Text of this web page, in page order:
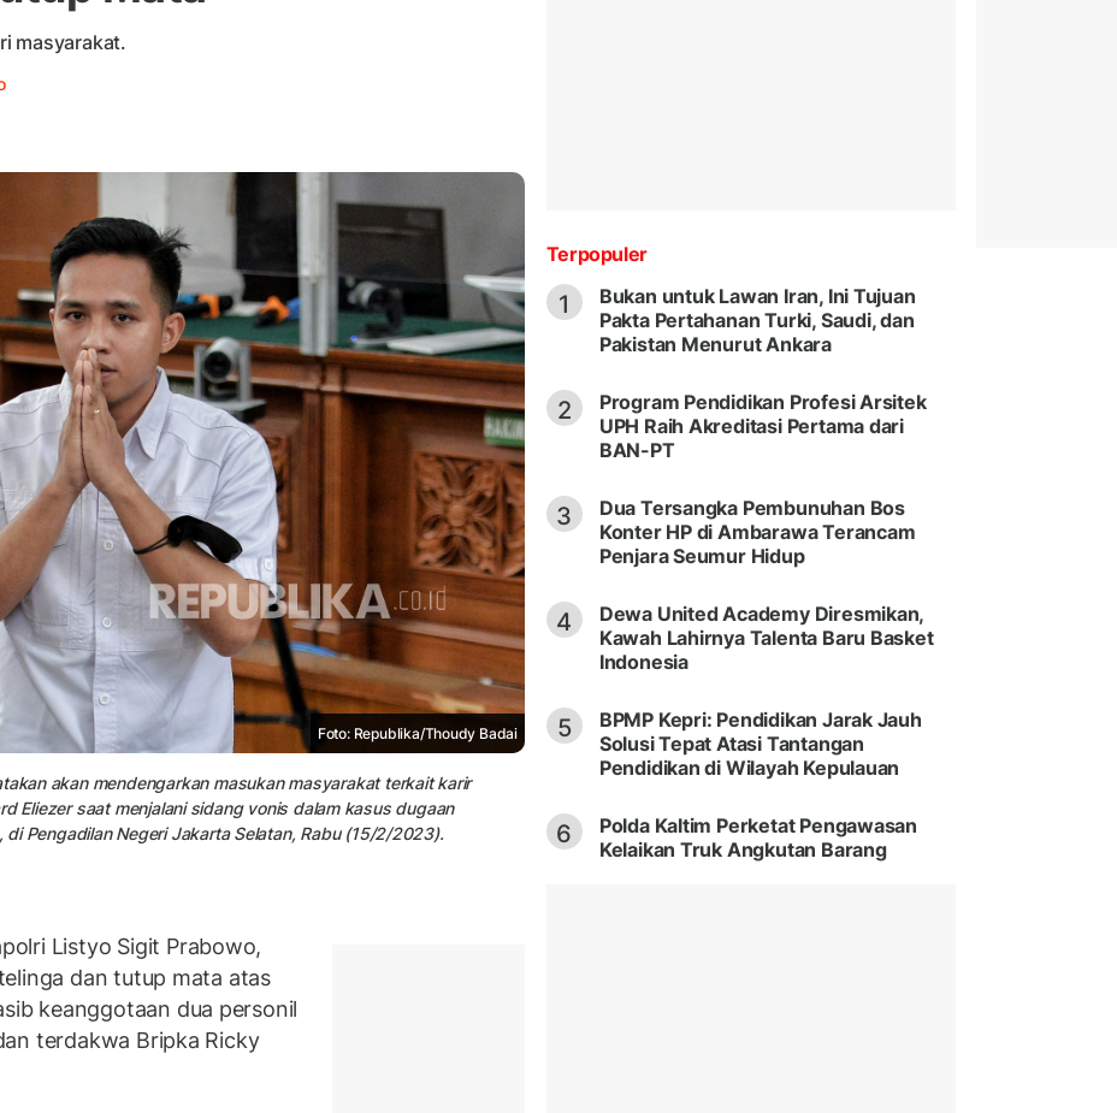
masyarakat.
Foto: Republika/Thoudy Badai
akan mendengarkan masukan masyarakat terkait karir
Eliezer saat menjalani sidang vonis dalam kasus dugaan
Pengadilan Negeri Jakarta Selatan, Rabu (15/2/2023).
Listyo Sigit Prabowo,
dan tutup mata atas
keanggotaan dua personil
terdakwa Bripka Ricky
Terpopuler
1
Bukan untuk Lawan Iran, Ini Tujuan
Pakta Pertahanan Turki, Saudi, dan
Pakistan Menurut Ankara
2
Program Pendidikan Profesi Arsitek
UPH Raih Akreditasi Pertama dari
BAN-PT
3
Dua Tersangka Pembunuhan Bos
Konter HP di Ambarawa Terancam
Penjara Seumur Hidup
4
Dewa United Academy Diresmikan,
Kawah Lahirnya Talenta Baru Basket
Indonesia
5
BPMP Kepri: Pendidikan Jarak Jauh
Solusi Tepat Atasi Tantangan
Pendidikan di Wilayah Kepulauan
6
Polda Kaltim Perketat Pengawasan
Kelaikan Truk Angkutan Barang